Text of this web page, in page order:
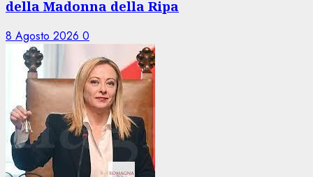
della Madonna della Ripa
8 Agosto 2026 0